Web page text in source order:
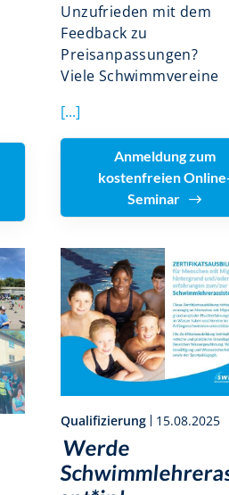
Unzufrieden mit dem
Feedback zu
Preisanpassungen?
Viele Schwimmvereine
[...]
Anmeldung zum
kostenfreien
Seminar
Qualifizierung 15.08.2025
Werde